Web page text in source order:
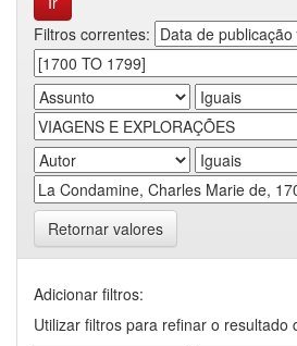
Filtros correntes:
Retornar valores
Adicionar filtros:
Utilizar filtros para refinar o resultado